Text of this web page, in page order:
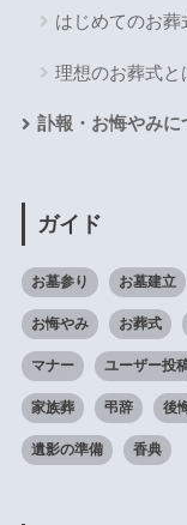
はじめてのお葬
理想のお葬式と
訃報・お悔やみに
ガイド
お墓参り お墓建立
お悔やみ お葬式
マナー ユーザー投
家族葬 弔辞 後
遺影の準備 香典